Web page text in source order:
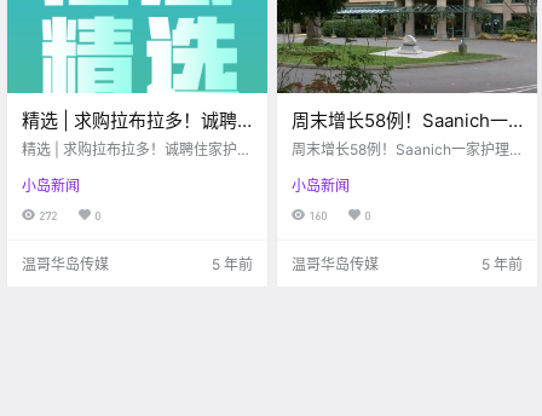
精选 | 求购拉布拉多！诚聘
住家护理人士…点入查看更
精选 | 求购拉布拉多！诚聘住家护理
小岛新闻
272 0
温哥华岛传媒 5 年前
周末增长58例！Saanich一
家护理机构爆发疫情！玩真
单！
周末增长58例！Saanich一家护理
停蹄的开罚单！
小岛新闻
160 0
温哥华岛传媒 5 年前